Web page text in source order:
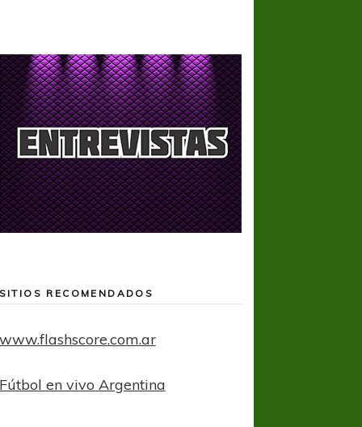
SITIOS RECOMENDADOS
www.flashscore.com.ar
Fútbol en vivo Argentina